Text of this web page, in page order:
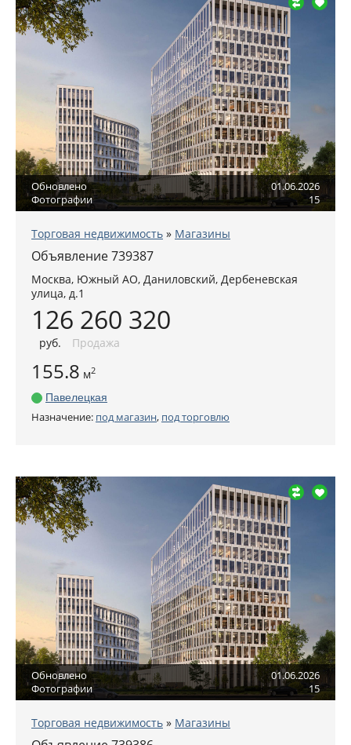
Обновлено
01.06.2026
Фотографии
15
Торговая недвижимость » Магазины
Объявление 739387
Москва, Южный АО, Даниловский, Дербеневская
улица, д.1
126 260 320
руб. Продажа
155.8 м2
Павелецкая
Назначение: под магазин, под торговлю
Обновлено
01.06.2026
Фотографии
15
Торговая недвижимость » Магазины